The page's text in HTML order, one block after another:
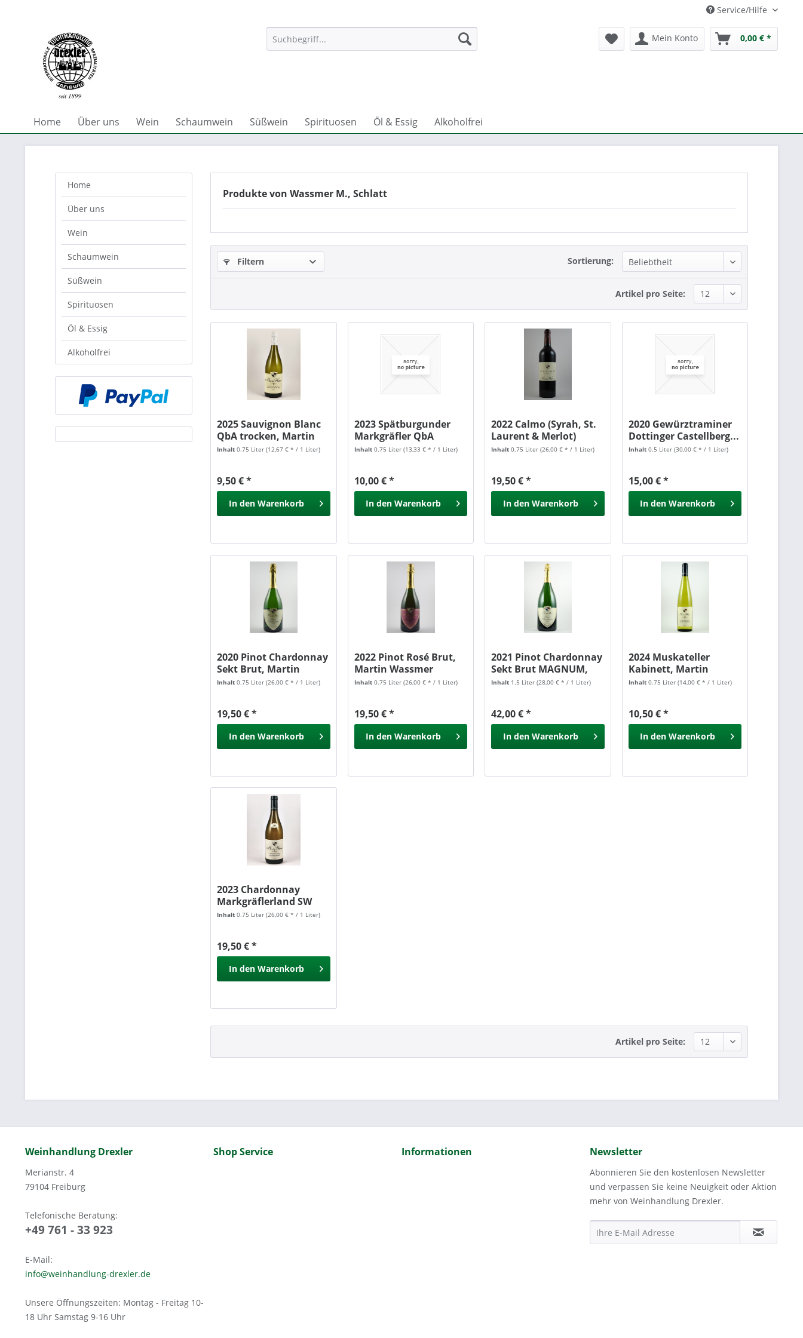
Service/Hilfe
Mein Konto 0,00 € *
Home Über uns Wein Schaumwein Süßwein Spirituosen Öl & Essig Alkoholfrei
Home
Über uns
Wein
Schaumwein
Süßwein
Spirituosen
Öl & Essig
Alkoholfrei
Produkte von Wassmer M., Schlatt
Filtern Sortierung:
Artikel pro Seite:
2025 Sauvignon Blanc
QbA trocken, Martin
Waßmer
Inhalt0.75 Liter(12,67 € * / 1 Liter)
9,50 € *
In den Warenkorb
2023 Spätburgunder
Markgräfler QbA
trocken,...
Inhalt 0.75 Liter (13,33 € * / 1 Liter)
10,00 € *
In den Warenkorb
2022 Calmo (Syrah, St.
Laurent & Merlot)
QbA...
Inhalt0.75 Liter(26,00 € * / 1 Liter)
19,50 € *
In den Warenkorb
2020 Gewürztraminer
Dottinger Castellberg...
Inhalt 0.5 Liter (30,00 € * / 1 Liter)
15,00 € *
In den Warenkorb
2020 Pinot Chardonnay
Sekt Brut, Martin
Wassmer
Inhalt0.75 Liter(26,00 € * / 1 Liter)
19,50 € *
In den Warenkorb
2022 Pinot Rosé Brut,
Martin Wassmer
Inhalt 0.75 Liter (26,00 € * / 1 Liter)
19,50 € *
In den Warenkorb
2021 Pinot Chardonnay
Sekt Brut MAGNUM,
Martin...
Inhalt 1.5 Liter(28,00 € * / 1 Liter)
42,00 € *
In den Warenkorb
2024 Muskateller
Kabinett, Martin
Waßmer
Inhalt 0.75 Liter (14,00 € * / 1 Liter)
10,50 € *
In den Warenkorb
2023 Chardonnay
Markgräflerland SW
trocken,...
Inhalt0.75 Liter(26,00 € * / 1 Liter)
19,50 € *
In den Warenkorb
Artikel pro Seite:
Weinhandlung Drexler
Merianstr. 4
79104 Freiburg
Telefonische Beratung:
+49 761 - 33 923
E-Mail:
info@weinhandlung-drexler.de
Unsere Öffnungszeiten: Montag - Freitag 10-
18 Uhr Samstag 9-16 Uhr
Shop Service Informationen Newsletter
Abonnieren Sie den kostenlosen Newsletter
und verpassen Sie keine Neuigkeit oder Aktion
mehr von Weinhandlung Drexler.